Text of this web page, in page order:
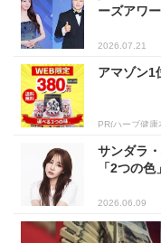
ーズアワ
2026.07.21
アマゾン1
PR(ハーブ健康
サンダラ
「2つの
2026.06.09